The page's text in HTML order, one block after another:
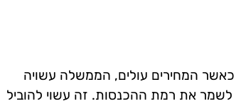
המחירים עולים, הממשלה עשויה
את רמת ההכנסות. זה עשוי להוביל